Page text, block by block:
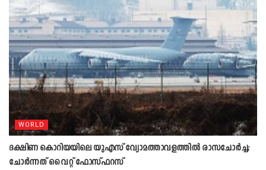
WORLD
ദക്ഷിണ കൊറിയയിലെ യുഎസ് വ്യോമത്താവളത്തിൽ രാസചോർച്ച;
ചോർന്നത് വൈറ്റ് ഫോസ്ഫറസ്